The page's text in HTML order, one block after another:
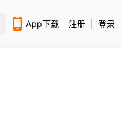
App下载 注册 登录